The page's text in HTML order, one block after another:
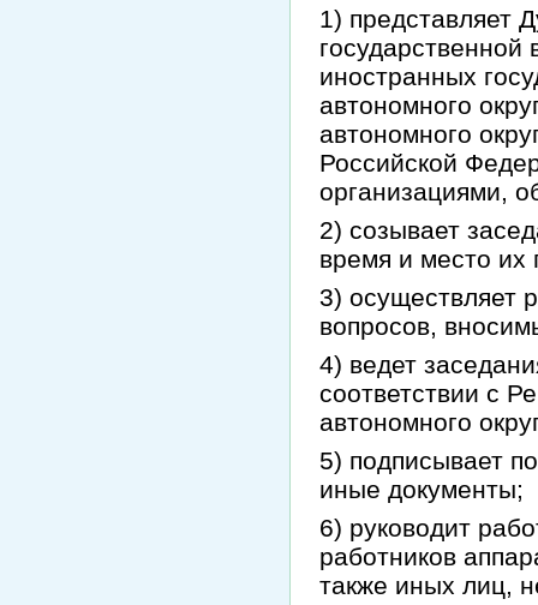
1) представляет
иностранных
автономного
автономного
Российской
организациями,
2) созывает
время и место их
3) осуществляет
вопросов,
4) ведет
соответствии с
автономного
5) подписывает
иные документы;
6) руководит
работников
также иных лиц,